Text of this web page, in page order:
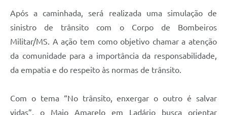
Após a caminhada, será realizada uma simulação de
sinistro de trânsito com o Corpo de Bombeiros
Militar/MS. A ação tem como objetivo chamar a atenção
da comunidade para a importância da responsabilidade,
da empatia e do respeito às normas de trânsito.
Com o tema “No trânsito, enxergar o outro é salvar
vidas”, o Maio Amarelo em Ladário busca orientar